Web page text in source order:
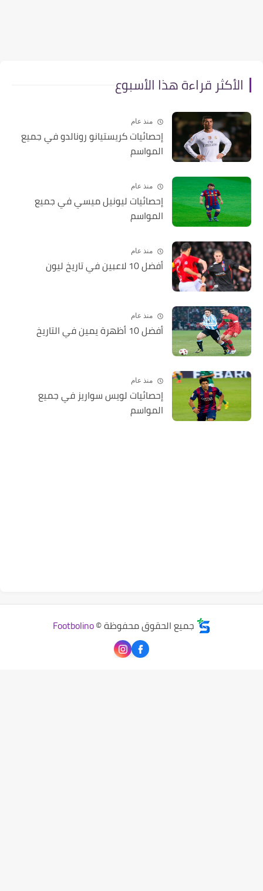
الأكثر قراءة هذا الأسبوع
منذ عام
إحصائيات كريستيانو رونالدو في جميع
المواسم
منذ عام
إحصائيات ليونيل ميسي في جميع
المواسم
منذ عام
أفضل 10 لاعبين في تاريخ ليون
منذ عام
أفضل 10 أظهرة يمين في التاريخ
منذ عام
إحصائيات لويس سواريز في جميع
المواسم
جميع الحقوق محفوظة ©Footbolino